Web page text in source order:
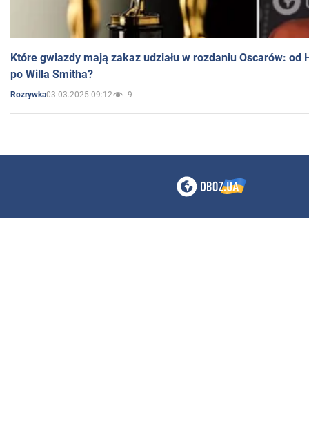
Które gwiazdy mają zakaz udziału w rozdaniu Oscarów: od
po Willa Smitha?
Rozrywka03.03.2025 09:12 9